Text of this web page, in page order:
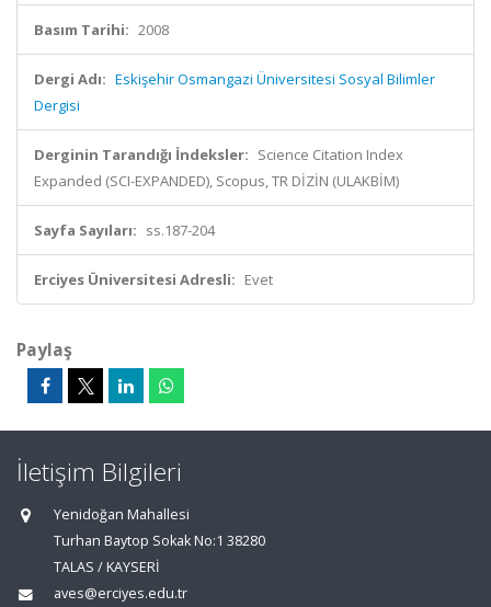
Basım Tarihi: 2008
Dergi Adı: Eskişehir Osmangazi Üniversitesi Sosyal Bilimler
Dergisi
Derginin Tarandığı İndeksler: Science Citation Index
Expanded (SCI-EXPANDED), Scopus, TR DİZİN (ULAKBİM)
Sayfa Sayıları: ss.187-204
Erciyes Üniversitesi Adresli: Evet
Paylaş
İletişim Bilgileri
Yenidoğan Mahallesi
Turhan Baytop Sokak No:1 38280
TALAS / KAYSERİ
aves@erciyes.edu.tr